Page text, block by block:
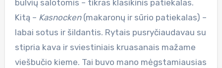
bulvių salotomis – tikras klasikinis patiekalas.
Kitą – Kasnocken(makaronų ir sūrio patiekalas) –
labai sotus ir šildantis. Rytais pusryčiaudavau su
stipria kava ir sviestiniais kruasanais mažame
viešbučio kieme. Tai buvo mano mėgstamiausias